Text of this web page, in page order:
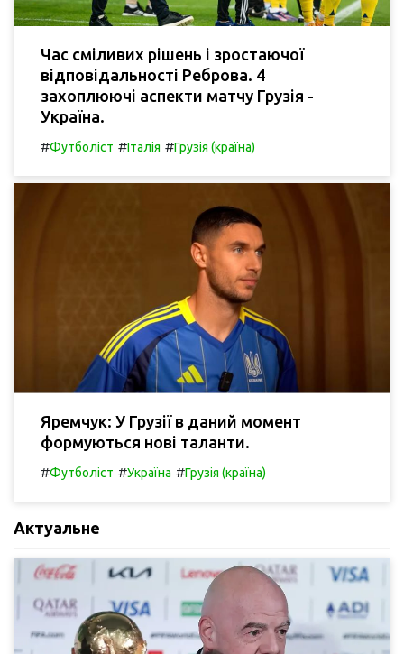
Час сміливих рішень і зростаючої
відповідальності Реброва. 4
захоплюючі аспекти матчу Грузія -
Україна.
#Футболіст #Італія #Грузія (країна)
Яремчук: У Грузії в даний момент
формуються нові таланти.
#Футболіст #Україна #Грузія (країна)
Актуальне